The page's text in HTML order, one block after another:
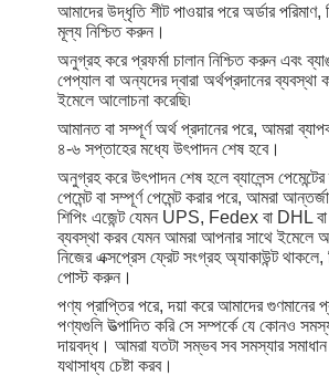
আমাদের উদ্ধৃতি শীট পাওয়ার পরে অর্ডার
মূল্য নিশ্চিত করুন।
অনুগ্রহ করে প্রফর্মা চালান নিশ্চিত করুন এবং
পেপ্যাল ​​বা অন্যদের দ্বারা অর্থপ্রদানের
ইমেলে আলোচনা করেছি৷
আমানত বা সম্পূর্ণ অর্থ প্রদানের পরে, আমরা
৪-৬ সপ্তাহের মধ্যে উৎপাদন শেষ হবে।
অনুগ্রহ করে উৎপাদন শেষ হলে ব্যালেন্স
পেমেন্ট বা সম্পূর্ণ পেমেন্ট করার পরে, আমরা
শিপিং এজেন্ট যেমন UPS, Fedex বা DHL বা
ব্যবস্থা করব যেমন আমরা আপনার সাথে ইমেলে
নিজের এক্সপ্রেস ফ্রেট সংগ্রহ অ্যাকাউন্ট
পোস্ট করুন।
পণ্য প্রাপ্তির পরে, দয়া করে আমাদের গুণমানের
পণ্যগুলি উত্পাদিত করি সে সম্পর্কে যে কোনও
দায়বদ্ধ। আমরা যতটা সম্ভব সব সমস্যার
যথাসাধ্য চেষ্টা করব।